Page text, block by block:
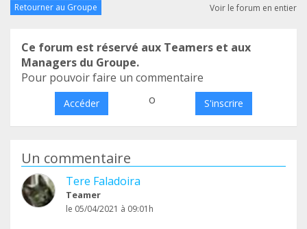
Retourner au Groupe Voir le forum en entier
Ce forum est réservé aux Teamers et aux
Managers du Groupe.
Pour pouvoir faire un commentaire
Accéder o S'inscrire
Un commentaire
Tere Faladoira
Teamer
le 05/04/2021 à 09:01h